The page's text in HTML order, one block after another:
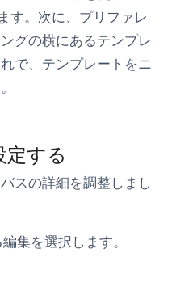
す。次に、 プリファレ
グの横にあるテンプレ
で、テンプレートをニ
定する
スの詳細を調整しまし
編集を選択します。